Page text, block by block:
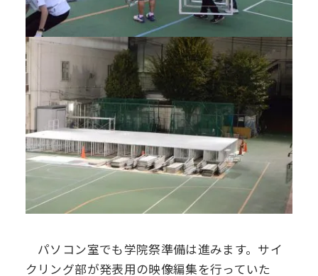
パソコン室でも学院祭準備は進みます。サイ
クリング部が発表用の映像編集を行っていた